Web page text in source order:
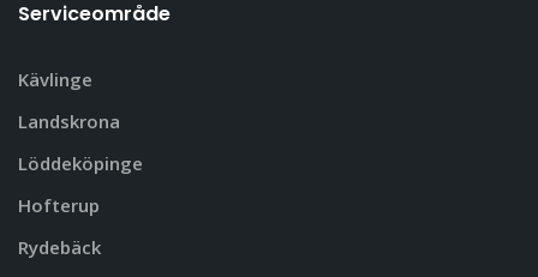
Serviceområde
Kävlinge
Landskrona
Löddeköpinge
Hofterup
Rydebäck